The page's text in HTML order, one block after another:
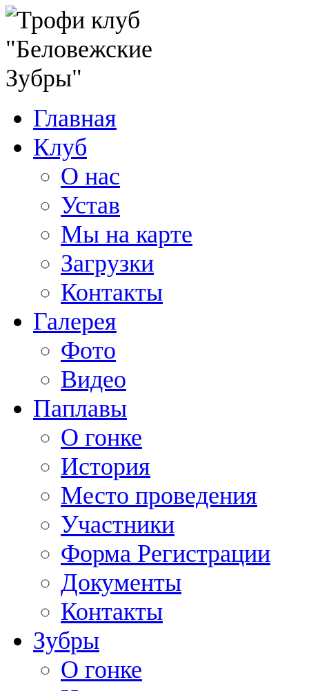
Главная
Клуб
О нас
Устав
Мы на карте
Загрузки
Контакты
Галерея
Фото
Видео
Паплавы
О гонке
История
Место проведения
Участники
Форма Регистрации
Документы
Контакты
Зубры
О гонке